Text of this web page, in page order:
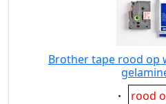
Brother tape rood op
rood